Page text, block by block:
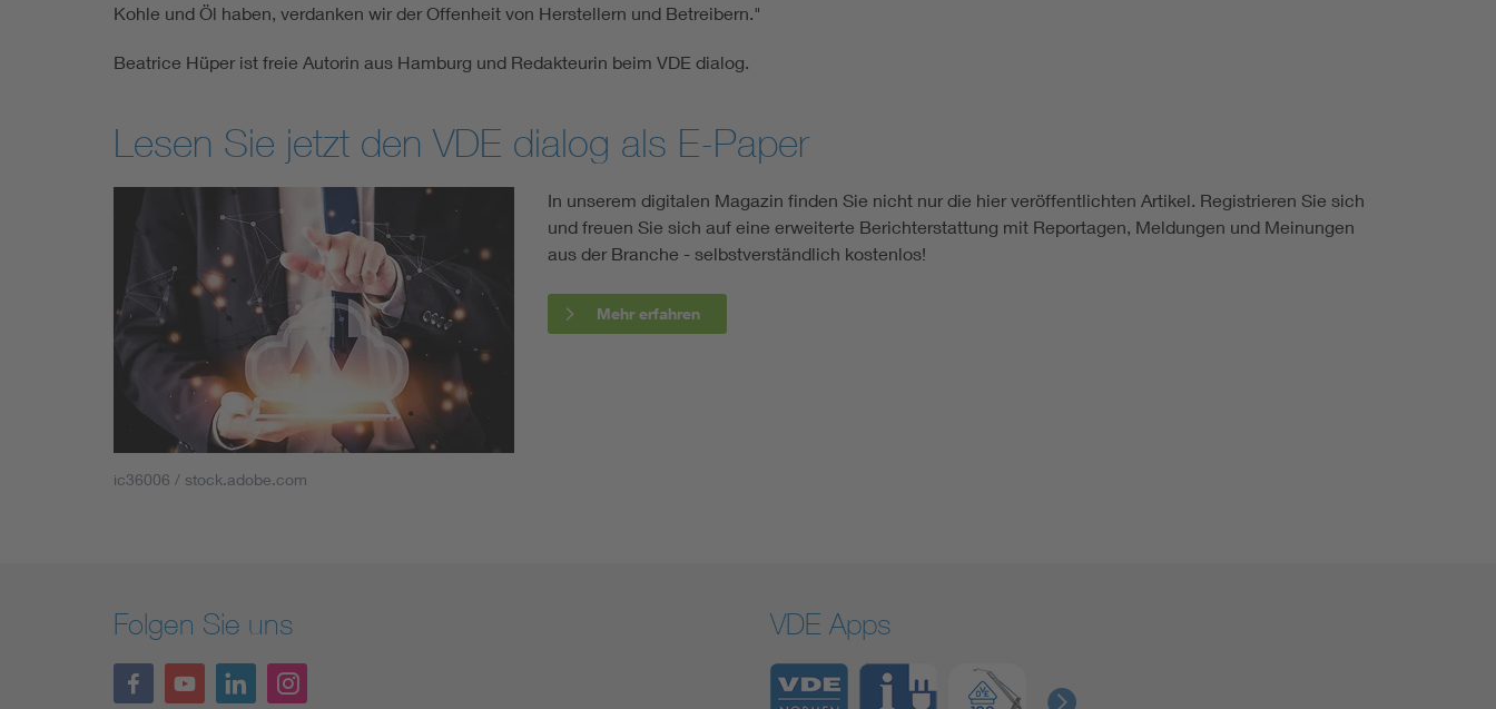
Kohle und Öl haben, verdanken wir der Offenheit von Herstellern und Betreibern."
Beatrice Hüper ist freie Autorin aus Hamburg und Redakteurin beim VDE dialog.
Lesen Sie jetzt den VDE dialog als E-Paper
ic36006 / stock.adobe.com
In unserem digitalen Magazin finden Sie nicht nur die hier veröffentlichten Artikel. Registrieren Sie sich
und freuen Sie sich auf eine erweiterte Berichterstattung mit Reportagen, Meldungen und Meinungen
aus der Branche - selbstverständlich kostenlos!
Mehr erfahren
Folgen Sie uns VDE Apps